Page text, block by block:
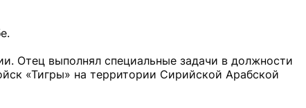
Отец выполнял специальные задачи в должности
«Тигры» на территории Сирийской Арабской